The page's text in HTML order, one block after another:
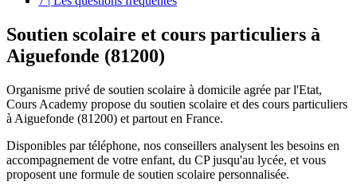
Soutien scolaire et cours particuliers à
Aiguefonde (81200)
Organisme privé de soutien scolaire à domicile agrée par l'Etat,
Cours Academy propose du soutien scolaire et des cours particuliers
à Aiguefonde (81200) et partout en France.
Disponibles par téléphone, nos conseillers analysent les besoins en
accompagnement de votre enfant, du CP jusqu'au lycée, et vous
proposent une formule de soutien scolaire personnalisée.